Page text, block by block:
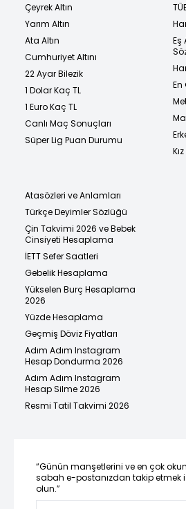
Çeyrek Altın
Yarım Altın
Ata Altın
Cumhuriyet Altını
22 Ayar Bilezik
1 Dolar Kaç TL
1 Euro Kaç TL
Canlı Maç Sonuçları
Süper Lig Puan Durumu
Eş
En
Atasözleri ve Anlamları
Türkçe Deyimler Sözlüğü
Çin Takvimi 2026 ve Bebek
Cinsiyeti Hesaplama
İETT Sefer Saatleri
Gebelik Hesaplama
Yükselen Burç Hesaplama
2026
Yüzde Hesaplama
Geçmiş Döviz Fiyatları
Adım Adım Instagram
Hesap Dondurma 2026
Adım Adım Instagram
Hesap Silme 2026
Resmi Tatil Takvimi 2026
“Günün manşetlerini ve en çok
sabah e-postanızdan takip etmek
olun.”